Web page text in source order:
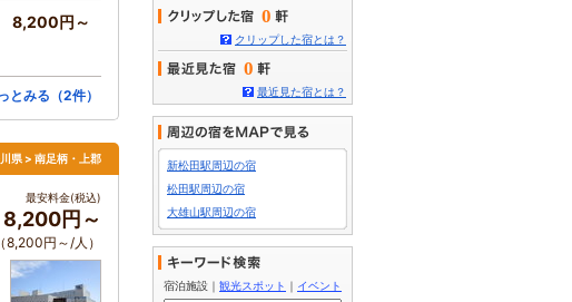
8,200円～
とみる（2件）
県 > 南足柄・上郡
最安料金(税込)
8,200円～
（8,200円～/人）
0
クリップした宿とは？
0
最近見た宿とは？
新松田駅周辺の宿
松田駅周辺の宿
大雄山駅周辺の宿
宿泊施設 ｜ 観光スポット ｜ イベント